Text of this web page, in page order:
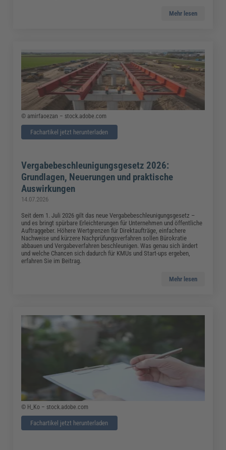
Mehr lesen
© amirfaoezan – stock.adobe.com
Fachartikel jetzt herunterladen
Vergabebeschleunigungsgesetz 2026:
Grundlagen, Neuerungen und praktische
Auswirkungen
14.07.2026
Seit dem 1. Juli 2026 gilt das neue Vergabebeschleunigungsgesetz –
und es bringt spürbare Erleichterungen für Unternehmen und öffentliche
Auftraggeber. Höhere Wertgrenzen für Direktaufträge, einfachere
Nachweise und kürzere Nachprüfungsverfahren sollen Bürokratie
abbauen und Vergabeverfahren beschleunigen. Was genau sich ändert
und welche Chancen sich dadurch für KMUs und Start-ups ergeben,
erfahren Sie im Beitrag.
Mehr lesen
© H_Ko – stock.adobe.com
Fachartikel jetzt herunterladen